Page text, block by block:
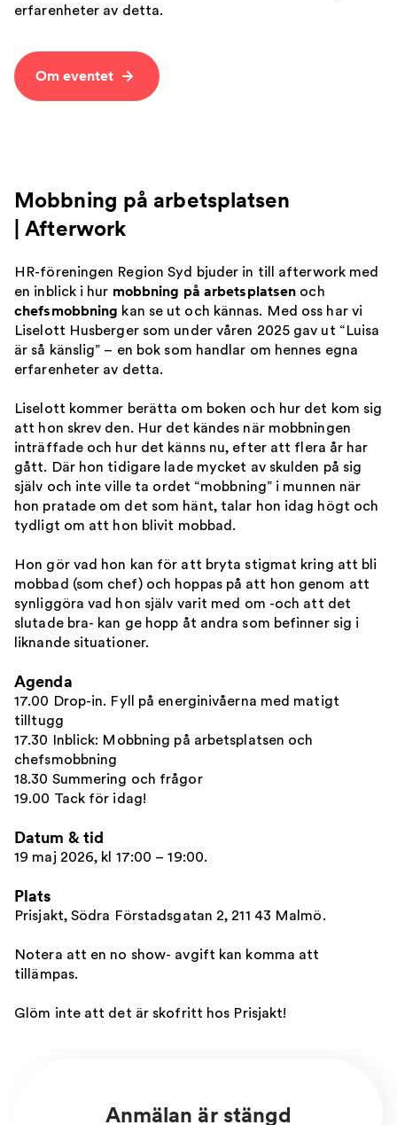
erfarenheter av detta.
Om eventet
Mobbning på arbetsplatsen
| Afterwork
HR-föreningen Region Syd bjuder in till afterwork med
en inblick i hur mobbning på arbetsplatsen och
chefsmobbning kan se ut och kännas. Med oss har vi
Liselott Husberger som under våren 2025 gav ut “Luisa
är så känslig” – en bok som handlar om hennes egna
erfarenheter av detta.
Liselott kommer berätta om boken och hur det kom sig
att hon skrev den. Hur det kändes när mobbningen
inträffade och hur det känns nu, efter att flera år har
gått. Där hon tidigare lade mycket av skulden på sig
själv och inte ville ta ordet “mobbning” i munnen när
hon pratade om det som hänt, talar hon idag högt och
tydligt om att hon blivit mobbad.
Hon gör vad hon kan för att bryta stigmat kring att bli
mobbad (som chef) och hoppas på att hon genom att
synliggöra vad hon själv varit med om -och att det
slutade bra- kan ge hopp åt andra som befinner sig i
liknande situationer.
Agenda
17.00 Drop-in. Fyll på energinivåerna med matigt
tilltugg
17.30 Inblick: Mobbning på arbetsplatsen och
chefsmobbning
18.30 Summering och frågor
19.00 Tack för idag!
Datum & tid
19 maj 2026, kl 17:00 – 19:00.
Plats
Prisjakt, Södra Förstadsgatan 2, 211 43 Malmö.
Notera att en no show- avgift kan komma att
tillämpas.
Glöm inte att det är skofritt hos Prisjakt!
Anmälan är stängd